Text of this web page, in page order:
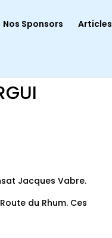
Nos Sponsors Articles
Jacques Vabre.
du Rhum. Ces